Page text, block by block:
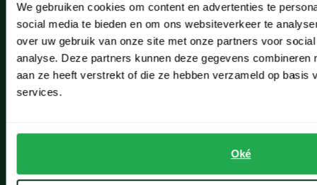
We gebruiken cookies om content en advertenties te
social media te bieden en om ons websiteverkeer te
over uw gebruik van onze site met onze partners voor
analyse. Deze partners kunnen deze gegevens combineren
aan ze heeft verstrekt of die ze hebben verzameld op basis
services.
Oké
Leiderdorp
Lisse
Noordwijk
Oegstgeest